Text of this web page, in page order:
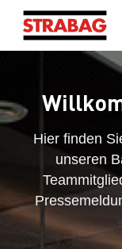
Hier finden
unseren